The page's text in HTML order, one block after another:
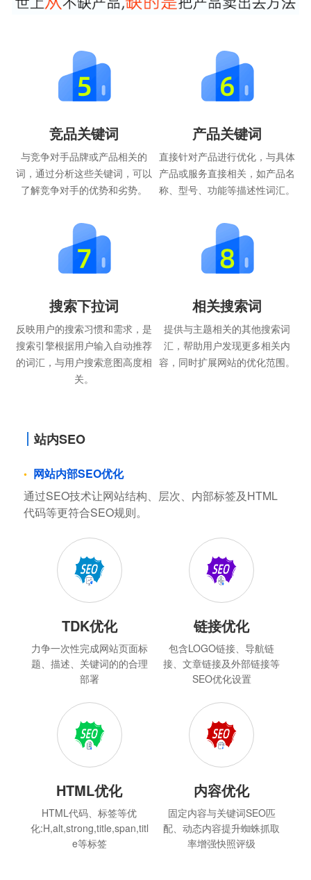
竞品关键词
与竞争对手品牌或产品相关的
词，通过分析这些关键词，可以
了解竞争对手的优势和劣势。
产品关键词
直接针对产品进行优化，与具体
产品或服务直接相关，如产品名
称、型号、功能等描述性词汇。
搜索下拉词
反映用户的搜索习惯和需求，是
搜索引擎根据用户输入自动推荐
的词汇，与用户搜索意图高度相
关。
相关搜索词
提供与主题相关的其他搜索词
汇，帮助用户发现更多相关内
容，同时扩展网站的优化范围。
站内SEO
网站内部SEO优化
通过SEO技术让网站结构、层次、内部标签及HTML
代码等更符合SEO规则。
TDK优化
力争一次性完成网站页面标
题、描述、关键词的的合理
部署
链接优化
包含LOGO链接、导航链
接、文章链接及外部链接等
SEO优化设置
HTML优化
HTML代码、标签等优
化:H,alt,strong,title,span,titl
e等标签
内容优化
固定内容与关键词SEO匹
配、动态内容提升蜘蛛抓取
率增强快照评级